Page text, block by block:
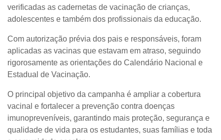
verificadas as cadernetas de vacinação de crianças,
adolescentes e também dos profissionais da educação.
Com autorização prévia dos pais e responsáveis, foram
aplicadas as vacinas que estavam em atraso, seguindo
rigorosamente as orientações do Calendário Nacional e
Estadual de Vacinação.
O principal objetivo da campanha é ampliar a cobertura
vacinal e fortalecer a prevenção contra doenças
imunopreveníveis, garantindo mais proteção, segurança e
qualidade de vida para os estudantes, suas famílias e toda